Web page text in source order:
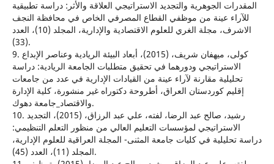
المقدرات الجوهرية والتجديد الاستراتيجي العلاقة والأثر: دراسة تطبيقية
للآراء عينة من موظفي القطاع المصرفي الخاص في محافظة النجف
الاشرف، مجلة الغري للعلوم الاقتصادية والإدارية، المجلد (10)، العدد
(33).
9. كولى، ميهفان شريف، (2015)، أبعاد البيئة الريادية وعناصر الإبداع
الاستراتيجي ودورهما في تحقيق متطلبات الجامعة الريادية: دراسة
تحليلية مقارنة لآراء عينة من القيادات الإدارية في عدد من جامعات
إقليم كوردستان العراق، أطروحة دكتوراه غير منشورة، كلية الإدارة
والاقتصاد_جامعة دهوك.
10. رشید، صالح عبد الرضا، لفته، علي عبد الرزاق، (2015)، التجدید
الاستراتیجي لمؤسسات التعلیم العالي من منظور التعلم التنظیمي:
دراسة تحلیلیة في كلیات جامعة المثنى- المجلة العراقیة للعلوم الإداریة،
المجلد (11)، العدد (45).